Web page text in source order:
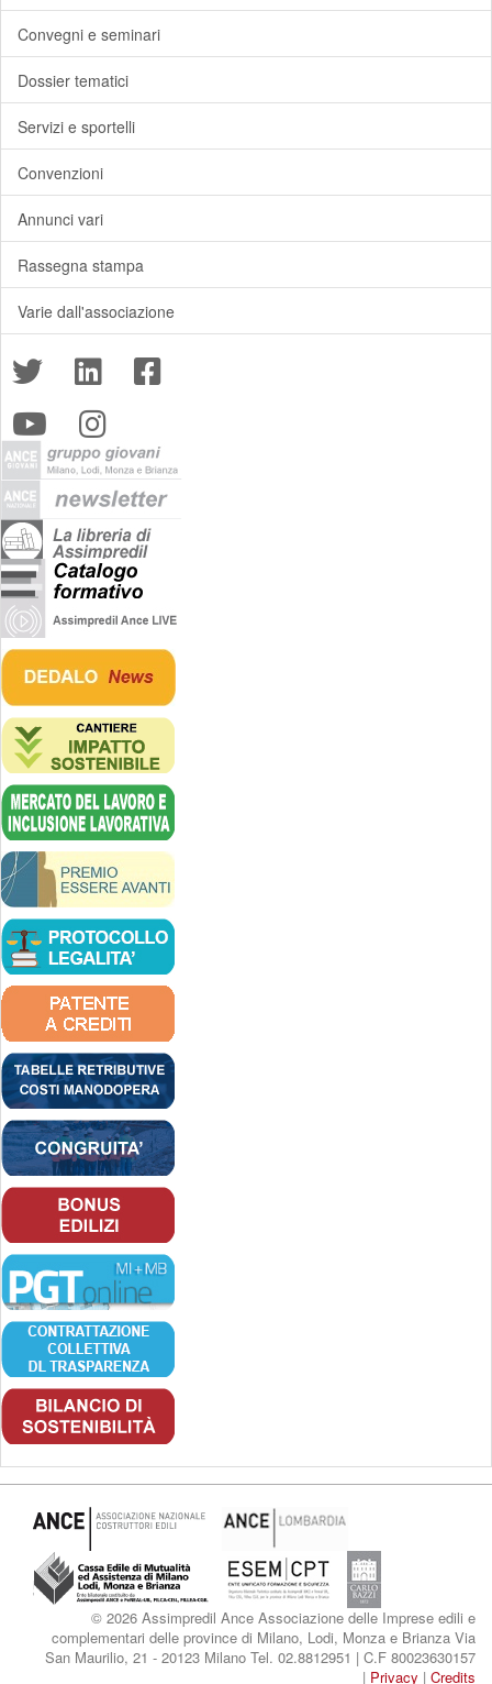
Convegni e seminari
Dossier tematici
Servizi e sportelli
Convenzioni
Annunci vari
Rassegna stampa
Varie dall'associazione
© 2026 Assimpredil Ance Associazione delle Imprese edili e
complementari delle province di Milano, Lodi, Monza e Brianza Via
San Maurilio, 21 - 20123 Milano Tel. 02.8812951 | C.F 80023630157
| Privacy | Credits